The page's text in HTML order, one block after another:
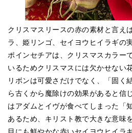
クリスマスリースの赤の素材と言え
ラ、姫リンゴ、セイヨウヒイラギの
ポインセチアは、クリスマスカラー
いるためクリスマスには欠かせない花
リボンは可愛さだけでなく、「固く
ら古くから魔除けの効果があると信
はアダムとイヴが食べてしまった「
あるため、キリスト教で大きな意味